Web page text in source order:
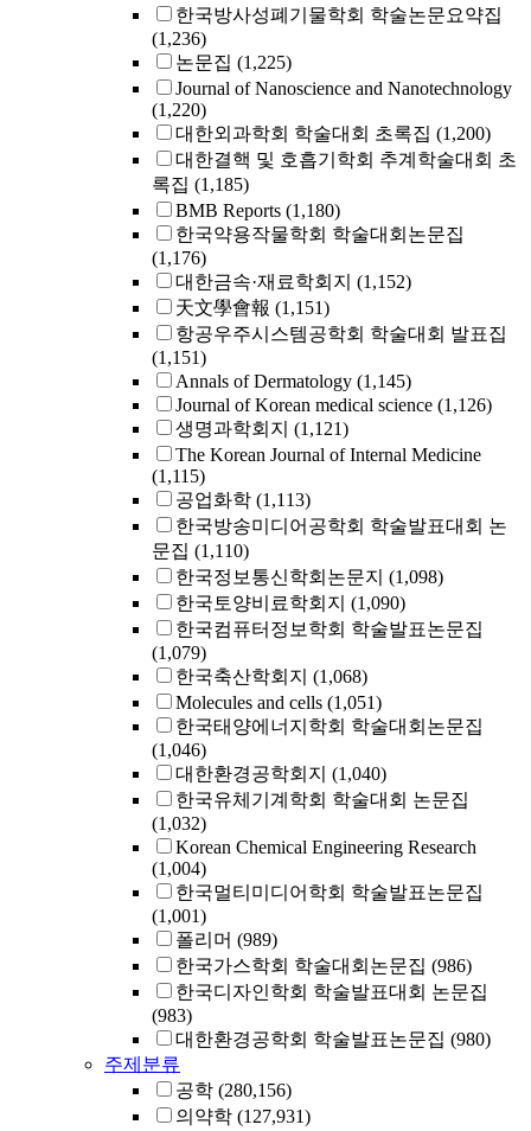
한국방사성폐기물학회 학술논문요약집
(1,236)
논문집 (1,225)
Journal of Nanoscience and Nanotechnology
(1,220)
대한외과학회 학술대회 초록집 (1,200)
대한결핵 및 호흡기학회 추계학술대회 초
록집 (1,185)
BMB Reports (1,180)
한국약용작물학회 학술대회논문집
(1,176)
대한금속·재료학회지 (1,152)
天文學會報 (1,151)
항공우주시스템공학회 학술대회 발표집
(1,151)
Annals of Dermatology (1,145)
Journal of Korean medical science (1,126)
생명과학회지 (1,121)
The Korean Journal of Internal Medicine
(1,115)
공업화학 (1,113)
한국방송미디어공학회 학술발표대회 논
문집 (1,110)
한국정보통신학회논문지 (1,098)
한국토양비료학회지 (1,090)
한국컴퓨터정보학회 학술발표논문집
(1,079)
한국축산학회지 (1,068)
Molecules and cells (1,051)
한국태양에너지학회 학술대회논문집
(1,046)
대한환경공학회지 (1,040)
한국유체기계학회 학술대회 논문집
(1,032)
Korean Chemical Engineering Research
(1,004)
한국멀티미디어학회 학술발표논문집
(1,001)
폴리머 (989)
한국가스학회 학술대회논문집 (986)
한국디자인학회 학술발표대회 논문집
(983)
대한환경공학회 학술발표논문집 (980)
주제분류
공학 (280,156)
의약학 (127,931)